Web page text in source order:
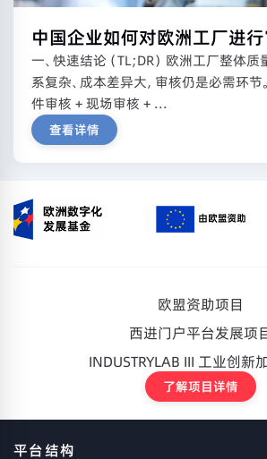
中国企业如何对欧洲工厂进行
一、快速结论（TL;DR） 欧洲工厂整体质
系复杂、成本差异大，审核仍是必需环节
件审核 + 现场审核 + ...
查看详情
欧盟资助项目
西进门户平台发展项
INDUSTRYLAB III 工业创新
了解项目详情
平台结构